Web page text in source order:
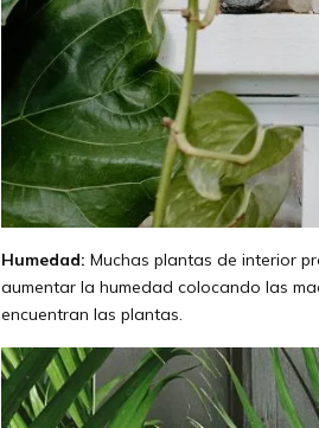
Humedad: Muchas plantas de interior
aumentar la humedad colocando las
encuentran las plantas.